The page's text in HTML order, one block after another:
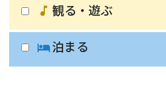
music_note 観る・遊ぶ
hotel泊まる